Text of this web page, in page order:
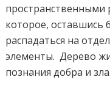
пространственными
которое, оставшись
распадаться на
элементы. Дерево
познания добра и